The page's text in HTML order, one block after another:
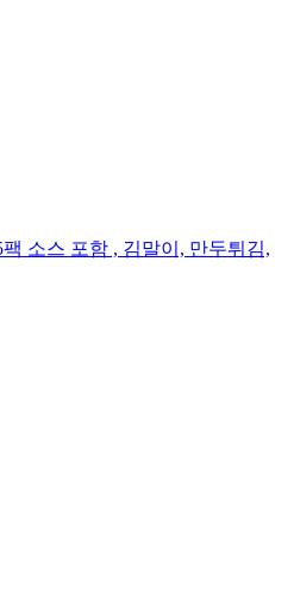
소스 포함 , 김말이, 만두튀김,